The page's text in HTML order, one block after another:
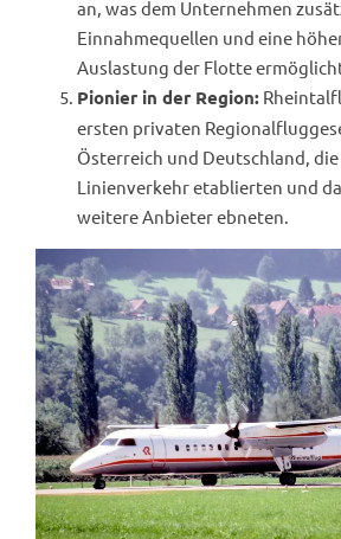
an, was dem Unternehmen
Einnahmequellen und eine
Auslastung der Flotte
Pionier in der Region:
ersten privaten
Österreich und Deutschland,
Linienverkehr etablierten und
weitere Anbieter ebneten.